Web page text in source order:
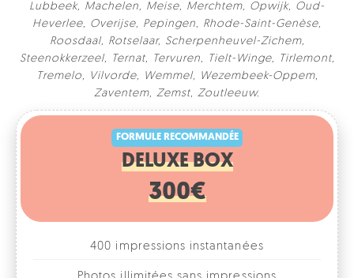
Lubbeek, Machelen, Meise, Merchtem, Opwijk, Oud-
Heverlee, Overijse, Pepingen, Rhode-Saint-Genèse,
Roosdaal, Rotselaar, Scherpenheuvel-Zichem,
Steenokkerzeel, Ternat, Tervuren, Tielt-Winge, Tirlemont,
Tremelo, Vilvorde, Wemmel, Wezembeek-Oppem,
Zaventem, Zemst, Zoutleeuw.
FORMULE RECOMMANDÉE
DELUXE BOX
300€
400 impressions instantanées
Personnalisation du décor des impressions
Personnalisation de l'écran de veille